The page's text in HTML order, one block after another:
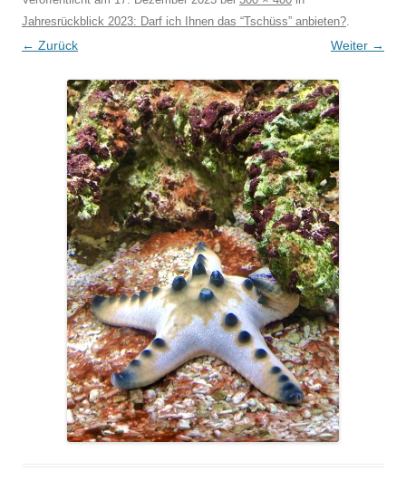
Jahresrückblick 2023: Darf ich Ihnen das “Tschüss” anbieten?.
← Zurück Weiter →